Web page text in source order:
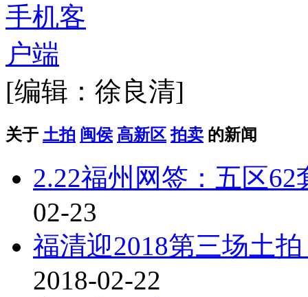
[编辑：徐良清]
关于 土拍 闽侯 高新区 拍卖 的新闻
2.22福州网签：五区
02-23
福清迎2018第三场土
2018-02-22